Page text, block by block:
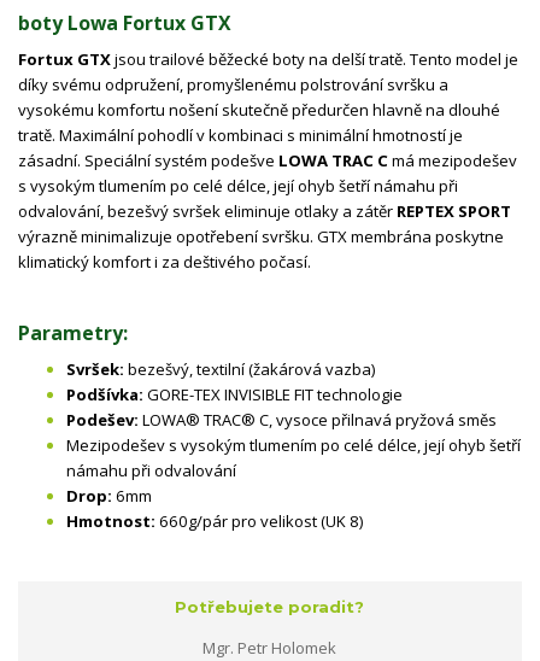
boty Lowa Fortux GTX
Fortux GTXjsou trailové běžecké boty na delší tratě. Tento model je
díky svému odpružení, promyšlenému polstrování svršku a
vysokému komfortu nošení skutečně předurčen hlavně na dlouhé
tratě. Maximální pohodlí v kombinaci s minimální hmotností je
zásadní. Speciální systém podešve LOWA TRAC Cmá mezipodešev
s vysokým tlumením po celé délce, její ohyb šetří námahu při
odvalování, bezešvý svršek eliminuje otlaky a zátěr REPTEX SPORT
výrazně minimalizuje opotřebení svršku. GTX membrána poskytne
klimatický komfort i za deštivého počasí.
Parametry:
Svršek: bezešvý, textilní (žakárová vazba)
Podšívka: GORE-TEX INVISIBLE FIT technologie
Podešev: LOWA® TRAC® C, vysoce přilnavá pryžová směs
Mezipodešev s vysokým tlumením po celé délce, její ohyb šetří
námahu při odvalování
Drop: 6mm
Hmotnost: 660g/pár pro velikost (UK 8)
Potřebujete poradit?
Mgr. Petr Holomek